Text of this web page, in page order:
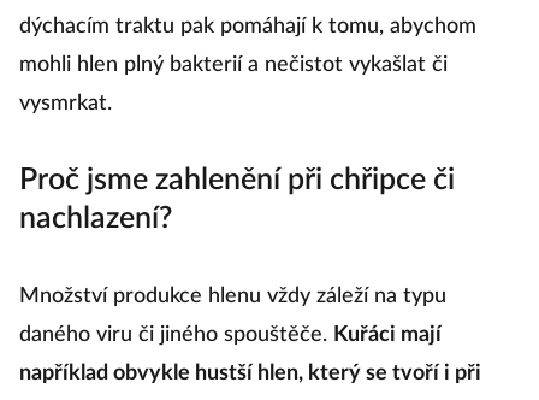
dýchacím traktu pak pomáhají k tomu, abychom
mohli hlen plný bakterií a nečistot vykašlat či
vysmrkat.
Proč jsme zahlenění při chřipce či
nachlazení?
Množství produkce hlenu vždy záleží na typu
daného viru či jiného spouštěče. Kuřáci mají
například obvykle hustší hlen, který se tvoří i při